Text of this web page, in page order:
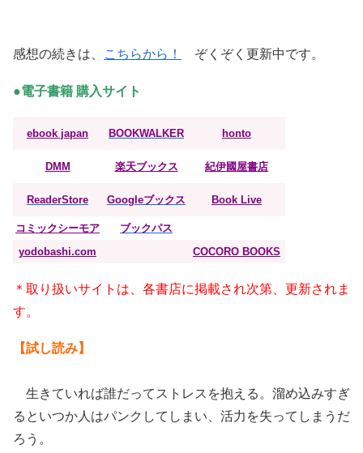
感想の続きは、 こちらから！ ぞくぞく更新中です。
●電子書籍 購入サイト
ebook japan BOOKWALKER honto
DMM 楽天ブックス 紀伊國屋書店
ReaderStore Googleブックス Book Live
コミックシーモア
ブックパス
yodobashi.com
COCORO BOOKS
＊取り扱いサイトは、各書店に掲載され次第、更新されま
す。
【試し読み】
生きていれば誰だってストレスを抱える。溜め込みすぎ
るといつか人はパンクしてしまい、活力を失ってしまうだ
ろう。